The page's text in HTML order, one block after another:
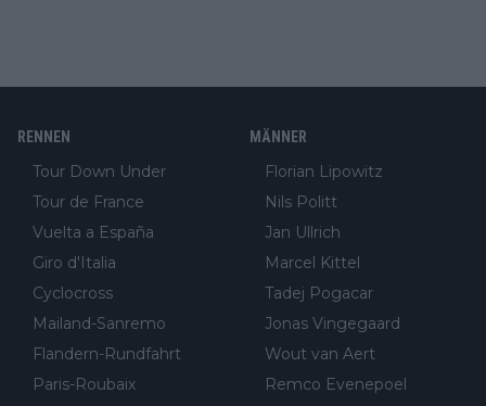
RENNEN
Tour Down Under
Tour de France
Vuelta a España
Giro d'Italia
Cyclocross
Mailand-Sanremo
Flandern-Rundfahrt
Paris-Roubaix
MÄNNER
Florian Lipowitz
Nils Politt
Jan Ullrich
Marcel Kittel
Tadej Pogacar
Jonas Vingegaard
Wout van Aert
Remco Evenepoel